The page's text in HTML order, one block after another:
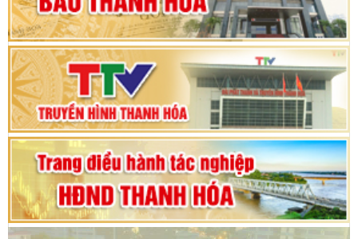
Phiên thảo luận Kỳ họp thứ 24, HĐND tỉnh
Thanh Hóa khóa XVIII, nhiệm kỳ 2021 - 2026
Bế mạc Kỳ họp thứ hai bốn, Hội đồng nhân dân
tỉnh khoá XVIII